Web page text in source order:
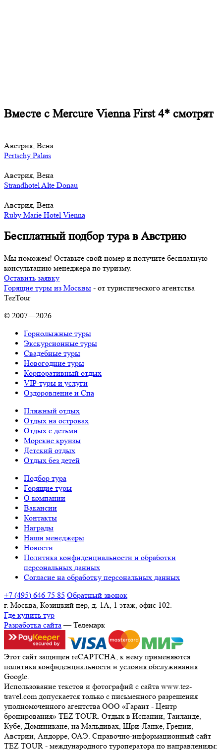
Вместе с Mercure Vienna First 4* смотрят
Австрия, Вена
Pertschy Palais
Австрия, Вена
Strandhotel Alte Donau
Австрия, Вена
Ruby Marie Hotel Vienna
Бесплатный подбор тура в Австрию
Мы поможем! Оставьте свой номер и получите бесплатную
консультацию менеджера по туризму.
Оставить заявку
Горящие туры из Москвы - от туристического агентства
TezTour
© 2007—2026.
Горнолыжные туры
Экскурсионные туры
Свадебные туры
Новогодние туры
Корпоративный отдых
VIP-туры и услуги
Оздоровление и Спа
Пляжный отдых
Отдых на островах
Отдых с детьми
Морские круизы
Детский отдых
Отдых без детей
Подбор тура
Горящие туры
О компании
Вакансии
Контакты
Награды
Наши менеджеры
Новости
Политика конфиденциальности и обработки
персональных данных
Согласие на обработку персональных данных
+7 (495) 646 75 85 Обратный звонок
г. Москва, Козицкий пер, д. 1А, 1 этаж, офис 102.
Где купить тур
Разработка сайта— Телемарк
Этот сайт защищен reCAPTCHA, к нему применяются
политика конфиденциальности и условия обслуживания
Google.
Использование текстов и фотографий с сайта www.tez-
travel.com допускается только с письменного разрешения
уполномоченного агентства ООО «Гарант - Центр
бронирования» TEZ TOUR. Отдых в Испании, Таиланде,
Кубе, Доминикане, на Мальдивах, Шри-Ланке, Греции,
Австрии, Андорре, ОАЭ. Справочно-информационный сайт
TEZ TOUR - международного туроператора по направлениям: